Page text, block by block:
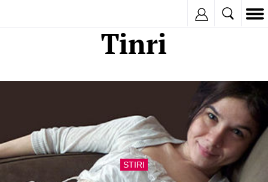
Tinri
STIRI